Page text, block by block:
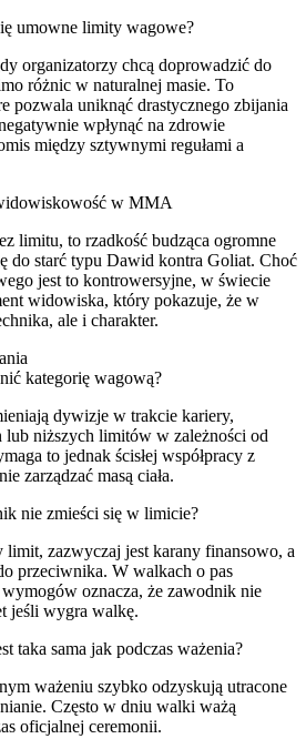
umowne limity wagowe?
organizatorzy chcą doprowadzić do
różnic w naturalnej masie. To
pozwala uniknąć drastycznego zbijania
wpłynąć na zdrowie
między sztywnymi regułami a
w MMA
limitu, to rzadkość budząca ogromne
do starć typu Dawid kontra Goliat. Choć
jest to kontrowersyjne, w świecie
widowiska, który pokazuje, że w
ale i charakter.
kategorię wagową?
dywizje w trakcie kariery,
lub niższych limitów w zależności od
to jednak ścisłej współpracy z
zarządzać masą ciała.
nie zmieści się w limicie?
limit, zazwyczaj jest karany finansowo, a
przeciwnika. W walkach o pas
oznacza, że zawodnik nie
jeśli wygra walkę.
taka sama jak podczas ważenia?
ważeniu szybko odzyskują utracone
Często w dniu walki ważą
oficjalnej ceremonii.